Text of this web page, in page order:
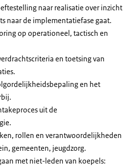
naar realisatie over inzicht
naar de implementatiefase gaat.
op operationeel, tactisch en
en toetsing van
en het
uit de
rollen en verantwoordelijkheden
gemeenten, jeugdzorg.
met niet-leden van koepels: